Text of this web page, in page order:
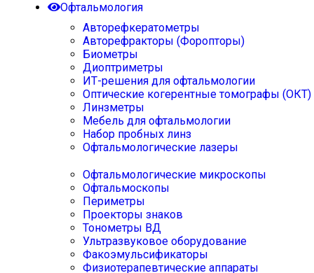
Офтальмология
Авторефкератометры
Авторефракторы (Форопторы)
Биометры
Диоптриметры
ИТ-решения для офтальмологии
Оптические когерентные томографы (ОКТ)
Линзметры
Мебель для офтальмологии
Набор пробных линз
Офтальмологические лазеры
Офтальмологические микроскопы
Офтальмоскопы
Периметры
Проекторы знаков
Тонометры ВД
Ультразвуковое оборудование
Факоэмульсификаторы
Физиотерапевтические аппараты